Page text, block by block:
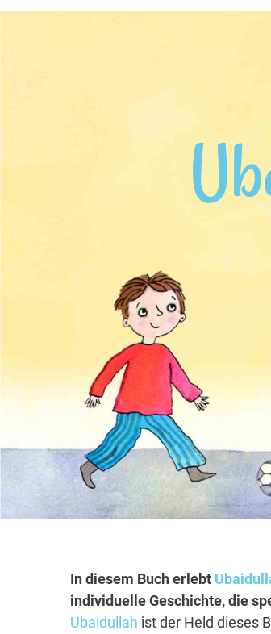
In diesem Buch erlebt
individuelle Geschichte, die
Ubaidullah ist der Held dieses